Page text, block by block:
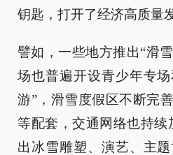
钥匙，打开了经济高质量
譬如，一些地方推出“滑
场也普遍开设青少年专
游”，滑雪度假区不断完
等配套，交通网络也持续
出冰雪雕塑、演艺、主